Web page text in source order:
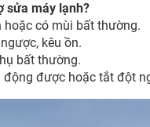
sửa máy lạnh?
hoặc có mùi bất thường.
kêu ồn.
bất thường.
động được hoặc tắt đột